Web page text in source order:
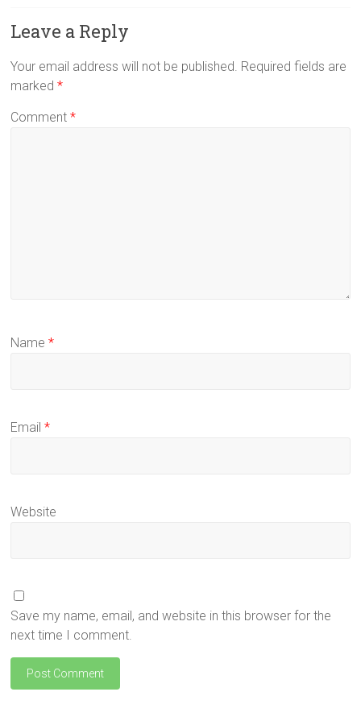
Leave a Reply
Your email address will not be published. Required fields are
marked*
Comment*
Name*
Email*
Website
Save my name, email, and website in this browser for the
next time I comment.